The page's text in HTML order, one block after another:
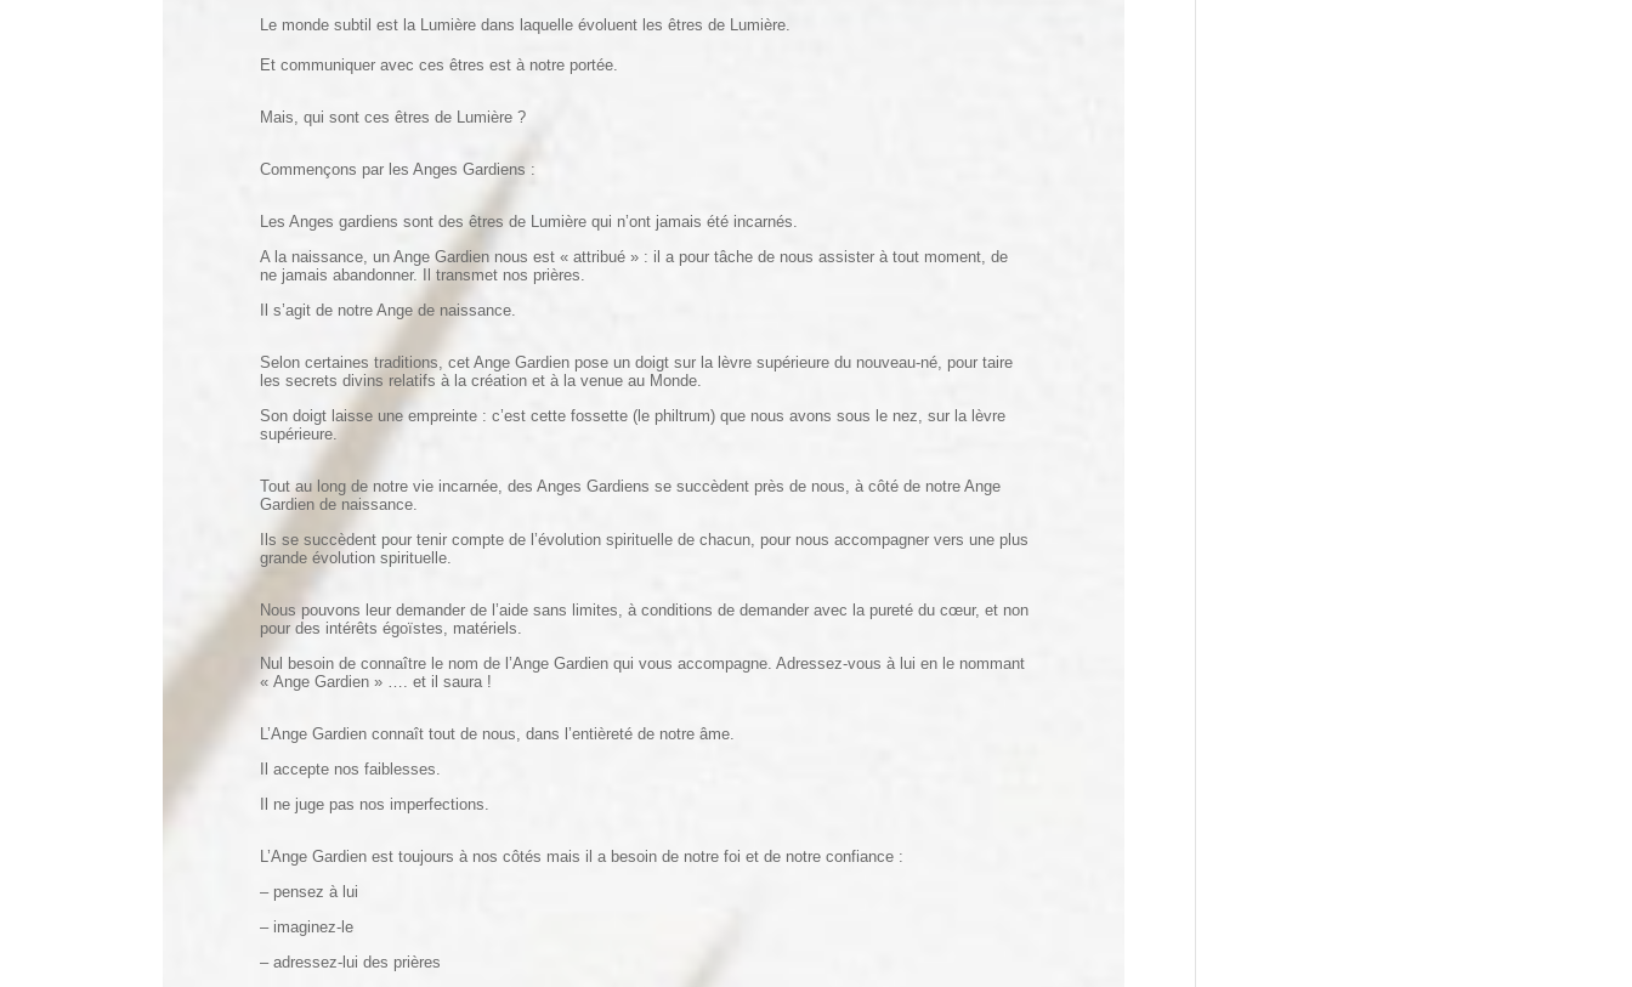
Le monde subtil est la Lumière dans laquelle évoluent les êtres de Lumière.
Et communiquer avec ces êtres est à notre portée.
Mais, qui sont ces êtres de Lumière ?
Commençons par les Anges Gardiens :
Les Anges gardiens sont des êtres de Lumière qui n’ont jamais été incarnés.
A la naissance, un Ange Gardien nous est « attribué » : il a pour tâche de nous assister à tout moment, de
ne jamais abandonner. Il transmet nos prières.
Il s’agit de notre Ange de naissance.
Selon certaines traditions, cet Ange Gardien pose un doigt sur la lèvre supérieure du nouveau-né, pour taire
les secrets divins relatifs à la création et à la venue au Monde.
Son doigt laisse une empreinte : c’est cette fossette (le philtrum) que nous avons sous le nez, sur la lèvre
supérieure.
Tout au long de notre vie incarnée, des Anges Gardiens se succèdent près de nous, à côté de notre Ange
Gardien de naissance.
Ils se succèdent pour tenir compte de l’évolution spirituelle de chacun, pour nous accompagner vers une plus
grande évolution spirituelle.
Nous pouvons leur demander de l’aide sans limites, à conditions de demander avec la pureté du cœur, et non
pour des intérêts égoïstes, matériels.
Nul besoin de connaître le nom de l’Ange Gardien qui vous accompagne. Adressez-vous à lui en le nommant
« Ange Gardien » …. et il saura !
L’Ange Gardien connaît tout de nous, dans l’entièreté de notre âme.
Il accepte nos faiblesses.
Il ne juge pas nos imperfections.
L’Ange Gardien est toujours à nos côtés mais il a besoin de notre foi et de notre confiance :
– pensez à lui
– imaginez-le
– adressez-lui des prières